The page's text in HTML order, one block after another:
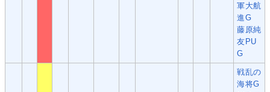
軍大航
進G
藤原純
友PU
G
戦乱の
海将G